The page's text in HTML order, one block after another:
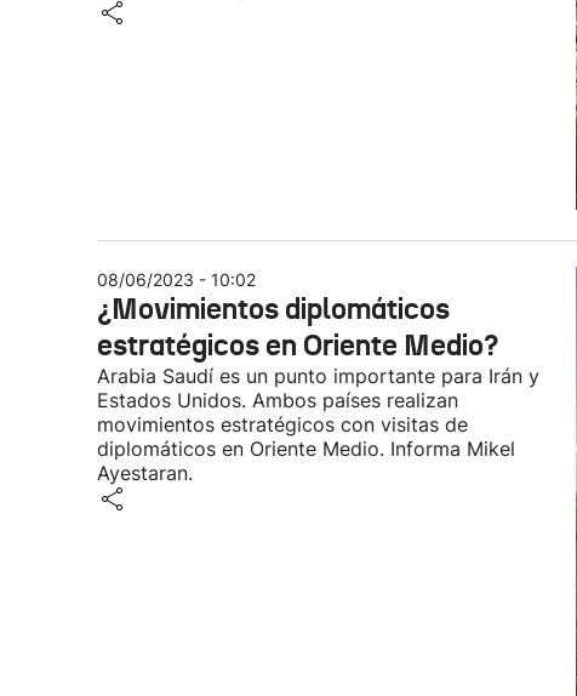
08/06/2023 - 10:02
¿Movimientos diplomáticos
estratégicos en Oriente Medio?
Arabia Saudí es un punto importante para Irán y
Estados Unidos. Ambos países realizan
movimientos estratégicos con visitas de
diplomáticos en Oriente Medio. Informa Mikel
Ayestaran.